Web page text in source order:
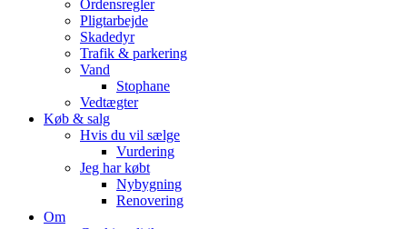
Ordensregler
Pligtarbejde
Skadedyr
Trafik & parkering
Vand
Stophane
Vedtægter
Køb & salg
Hvis du vil sælge
Vurdering
Jeg har købt
Nybygning
Renovering
Om